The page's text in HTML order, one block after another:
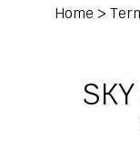
Home >